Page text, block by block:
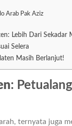
Arab Pak Aziz
Lebih Dari Sekadar
Selera
Masih Berlanjut!
:
ternyata juga